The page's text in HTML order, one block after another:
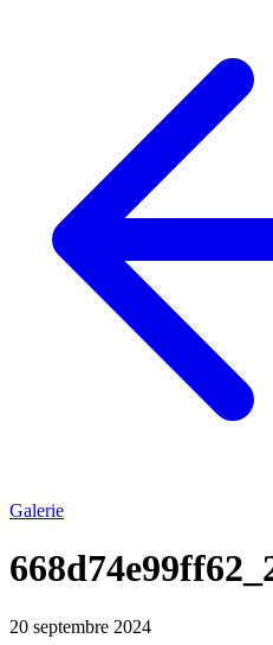
Galerie
20 septembre 2024